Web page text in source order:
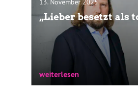
„Lieber besetzt als
weiterlesen